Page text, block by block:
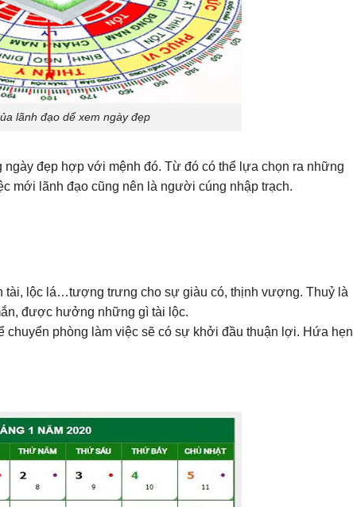
lãnh đạo dể xem ngày đẹp
đẹp hợp với mệnh đó. Từ đó có thể lựa chọn ra những
mới lãnh đạo cũng nên là người cúng nhập trạch.
lộc lá…tượng trưng cho sự giàu có, thịnh vượng. Thuỷ là
được hưởng những gì tài lộc.
chuyển phòng làm việc sẽ có sự khởi đầu thuận lợi. Hứa hẹn